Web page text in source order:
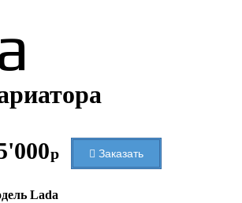
р Заказать
Lada